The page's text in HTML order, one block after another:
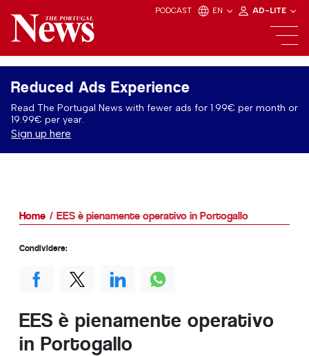
PODCAST EN AD-LITE
Reduced Ads Experience
Read The Portugal News with fewer ads for 1.99€ per month or
19.99€ per year.
Sign up here
Home EES è pienamente operativo in Portogallo
EES è pienamente operativo
in Portogallo
Condividere: